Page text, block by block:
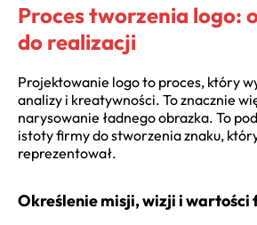
Proces tworzenia logo:
do realizacji
Projektowanie logo to proces, który
analizy i kreatywności. To znacznie
narysowanie ładnego obrazka. To
istoty firmy do stworzenia znaku,
reprezentował.
Określenie misji, wizji i wartości